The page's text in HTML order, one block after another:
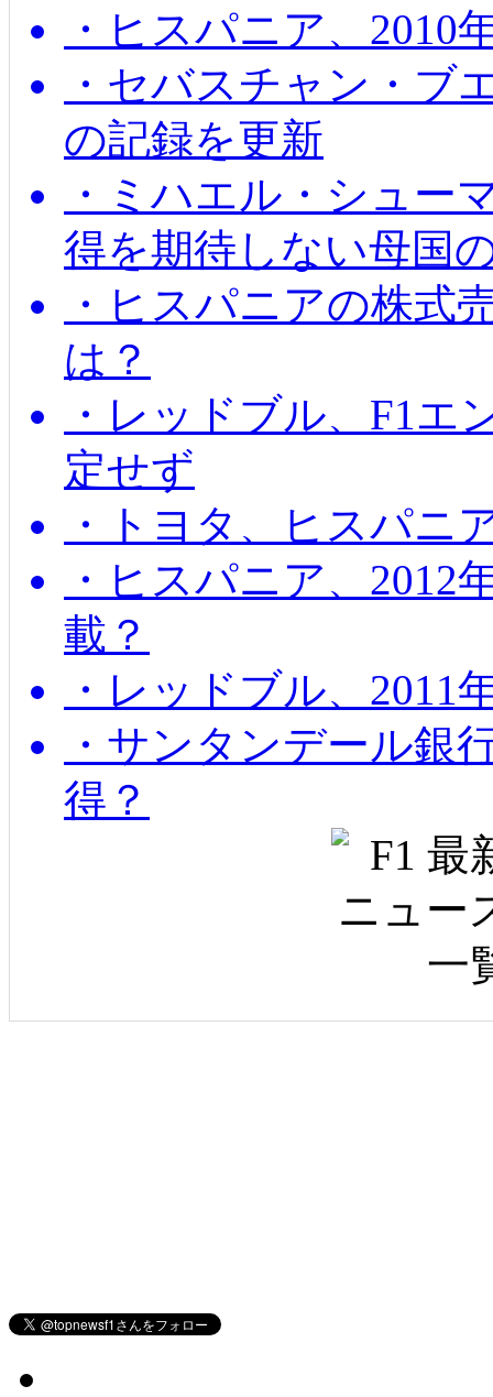
・ヒスパニア、2010
・セバスチャン・ブ
の記録を更新
・ミハエル・シュー
得を期待しない母国
・ヒスパニアの株式
は？
・レッドブル、F1エ
定せず
・トヨタ、ヒスパニ
・ヒスパニア、2012
載？
・レッドブル、2011
・サンタンデール銀
得？